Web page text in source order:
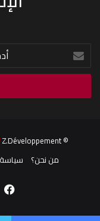
أدخل
بريدك
الإلكتروني
© Copyright 2026, All Rights Reserved |
Z.Développement
من نحن؟